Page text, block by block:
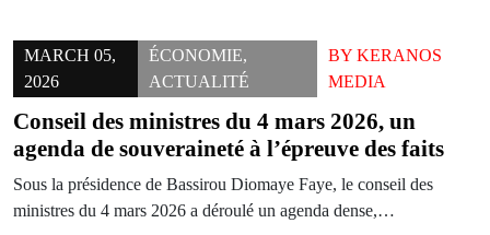
MARCH 05,
2026
ÉCONOMIE,
ACTUALITÉ
BYKERANOS
MEDIA
Conseil des ministres du 4 mars 2026, un
agenda de souveraineté à l’épreuve des faits
Sous la présidence de Bassirou Diomaye Faye, le conseil des
ministres du 4 mars 2026 a déroulé un agenda dense,…